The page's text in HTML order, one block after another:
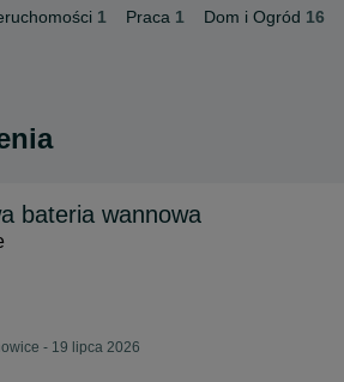
1 Praca 1 Dom i Ogród 16
bateria wannowa
- 19 lipca 2026